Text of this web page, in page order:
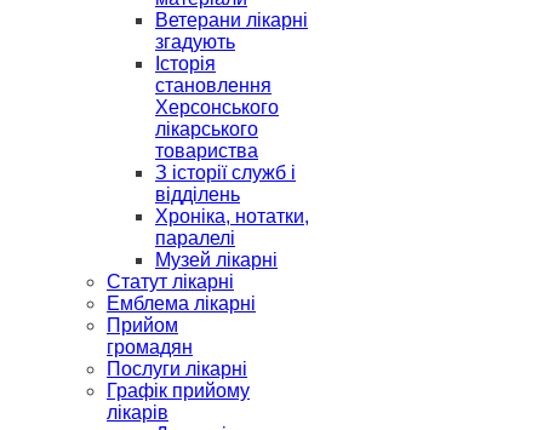
Ветерани лікарні
згадують
Історія
становлення
Херсонського
лікарського
товариства
З історії служб і
відділень
Хроніка, нотатки,
паралелі
Музей лікарні
Статут лікарні
Емблема лікарні
Прийом
громадян
Послуги лікарні
Графік прийому
лікарів